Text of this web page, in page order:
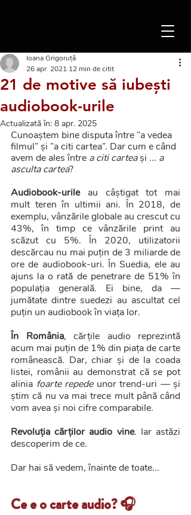
21 de motive să iubești
audiobook-urile
Ioana Grigoruță
26 apr. 2021 12 min de citit
Actualizată în: 8 apr. 2025
Cunoaștem bine disputa între ”a vedea
filmul” și ”a citi cartea”. Dar cum e când
avem de ales între a citi cartea și ... a
asculta cartea?
Audiobook-urile au câștigat tot mai
mult teren în ultimii ani. În 2018, de
exemplu, vânzările globale au crescut cu
43%, în timp ce vânzările print au
scăzut cu 5%. În 2020, utilizatorii
descărcau nu mai puțin de 3 miliarde de
ore de audiobook-uri. În Suedia, ele au
ajuns la o rată de penetrare de 51% în
populația generală. Ei bine, da —
jumătate dintre suedezi au ascultat cel
puțin un audiobook în viața lor.
În România, cărțile audio reprezintă
acum mai puțin de 1% din piața de carte
românească. Dar, chiar și de la coada
listei, românii au demonstrat că se pot
alinia foarte repede unor trend-uri — și
știm că nu va mai trece mult până când
vom avea și noi cifre comparabile.
Revoluția cărților audio vine. Iar astăzi
descoperim de ce.
Dar hai să vedem, înainte de toate...
Ce e o carte audio? 🎧